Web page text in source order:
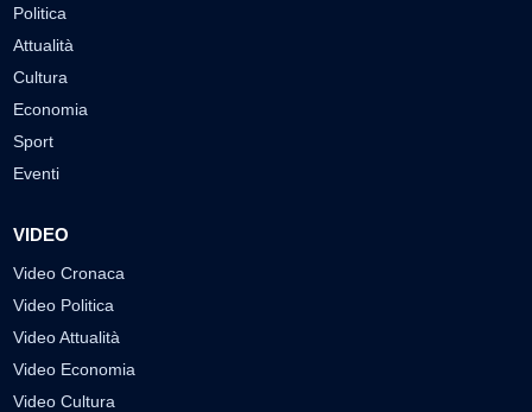
Politica
Attualità
Cultura
Economia
Sport
Eventi
VIDEO
Video Cronaca
Video Politica
Video Attualità
Video Economia
Video Cultura